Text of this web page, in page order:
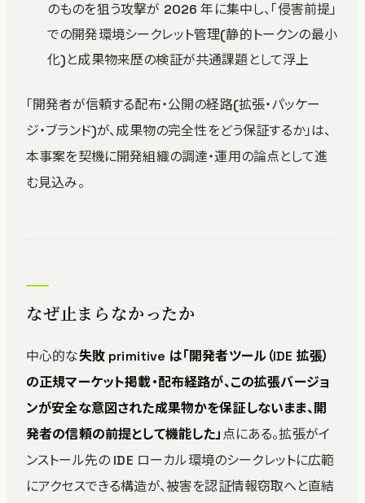
のものを狙う攻撃が 2026 年に集中し、「侵害前提」
での開発環境シークレット管理(静的トークンの最小
化)と成果物来歴の検証が共通課題として浮上
「開発者が信頼する配布・公開の経路(拡張・パッケー
ジ・ブランド)が、成果物の完全性をどう保証するか」は、
本事案を契機に開発組織の調達・運用の論点として進
む見込み。
なぜ止まらなかったか
中心的な失敗 primitive は「開発者ツール（IDE 拡張）
の正規マーケット掲載・配布経路が、この拡張バージョ
ンが安全な意図された成果物かを保証しないまま、開
発者の信頼の前提として機能した」点にある。拡張がイ
ンストール先の IDE ローカル環境のシークレットに広範
にアクセスできる構造が、被害を認証情報窃取へと直結